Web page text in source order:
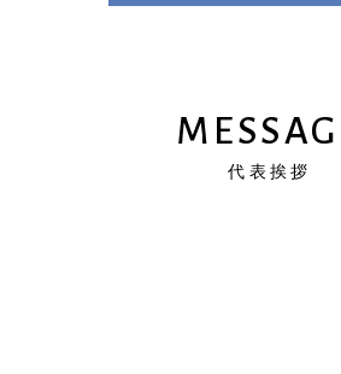
代表挨拶